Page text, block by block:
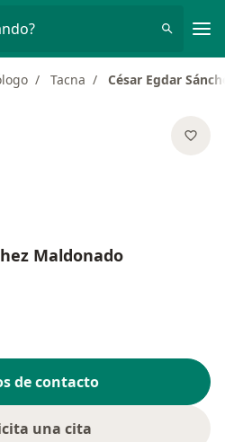
Tacna César Egdar
Maldonado
de contacto
una cita